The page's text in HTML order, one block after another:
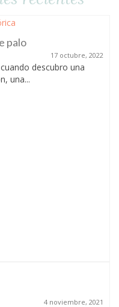
palo
17 octubre, 2022
descubro una
una...
4 noviembre, 2021